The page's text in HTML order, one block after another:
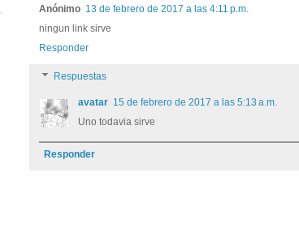
Anónimo 13 de febrero de 2017 a las 4:11 p.m.
ningun link sirve
Responder
Respuestas
avatar 15 de febrero de 2017 a las 5:13 a.m.
Uno todavia sirve
Responder